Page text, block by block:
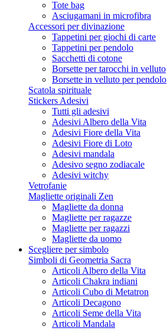
Tote bag
Asciugamani in microfibra
Accessori per divinazione
Tappetini per giochi di carte
Tappetini per pendolo
Sacchetti di cotone
Borsette per tarocchi in velluto
Borsette in velluto per pendolo
Scatola spirituale
Stickers Adesivi
Tutti gli adesivi
Adesivi Albero della Vita
Adesivi Fiore della Vita
Adesivi Fiore di Loto
Adesivi mandala
Adesivo segno zodiacale
Adesivi witchy
Vetrofanie
Magliette originali Zen
Magliette da donna
Magliette per ragazze
Magliette per ragazzi
Magliette da uomo
Scegliere per simbolo
Simboli di Geometria Sacra
Articoli Albero della Vita
Articoli Chakra indiani
Articoli Cubo di Metatron
Articoli Decagono
Articoli Seme della Vita
Articoli Mandala